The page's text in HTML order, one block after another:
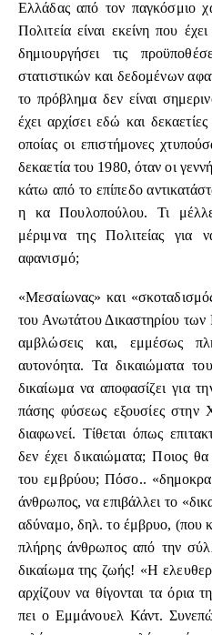
Ελλάδας από τον παγκόσμιο
Πολιτεία είναι εκείνη που
δημιουργήσει τις
στατιστικών και δεδομένων
το πρόβλημα δεν είναι
έχει αρχίσει εδώ και
οποίας οι επιστήμονες
δεκαετία του 1980, όταν οι
κάτω από το επίπεδο
η κα Πουλοπούλου. Τι
μέριμνα της Πολιτείας
αφανισμό;
«Μεσαίωνας» και
του Ανωτάτου Δικαστηρίου
αμβλώσεις και, εμμέσως
αυτονόητα. Τα δικαιώματα
δικαίωμα να αποφασίζει για
πάσης φύσεως εξουσίες
διαφωνεί. Τίθεται όπως
δεν έχει δικαιώματα; Ποιος
του εμβρύου; Πόσο..
άνθρωπος, να επιβάλλει το
αδύναμο, δηλ. το έμβρυο, (που
πλήρης άνθρωπος από την
δικαίωμα της ζωής! «Η
αρχίζουν να θίγονται τα όρια
πει ο Εμμάνουελ Κάντ.